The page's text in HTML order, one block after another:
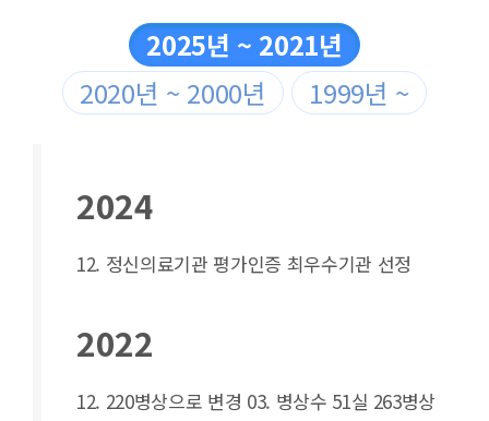
2025년 ~ 2021년
2020년 ~ 2000년
1999년 ~
2024
12. 정신의료기관 평가인증 최우수기관 선정
2022
12. 220병상으로 변경 03. 병상수 51실 263병상